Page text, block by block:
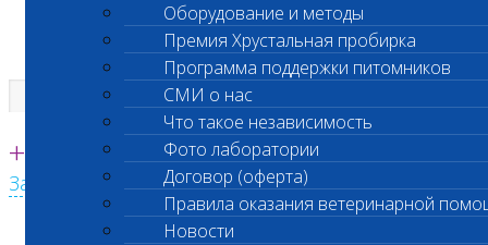
Единая круглосуточная справочная
+7 495 260 0 260
Заказать звонок с сайта
Оборудование и методы
Премия Хрустальная пробирка
Программа поддержки питомников
СМИ о нас
Что такое независимость
Фото лаборатории
Договор (оферта)
Правила оказания ветеринарной
Новости
Главная страница